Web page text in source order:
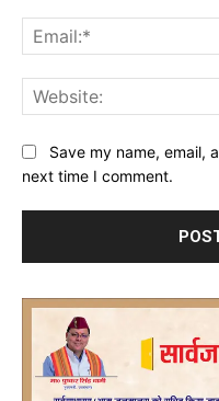
Save my name, email,
next time I comment.